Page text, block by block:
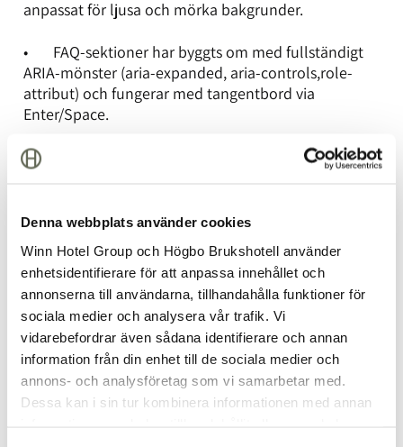
Denna webbplats använder cookies
Winn Hotel Group och Högbo Brukshotell använder
enhetsidentifierare för att anpassa innehållet och
annonserna till användarna, tillhandahålla funktioner för
sociala medier och analysera vår trafik. Vi
vidarebefordrar även sådana identifierare och annan
information från din enhet till de sociala medier och
annons- och analysföretag som vi samarbetar med.
Dessa kan i sin tur kombinera informationen med annan
anpassat för ljusa och mörka bakgrunder.
• FAQ-sektioner har byggts om med fullständigt
ARIA-mönster (aria-expanded, aria-controls,role-
attribut) och fungerar med tangentbord via
Enter/Space.
• Dropdown-menyer och hamburgermenyn har
stänga med återföring av fokus.
• Klarna-modal i sidfoten har anpassats med
focus-trap, Escape-tangent och återföring av fokus.
• Webflow-sliders byter inte längre automatiskt
slide när användaren har prefers-reduced-motion
aktiverat.